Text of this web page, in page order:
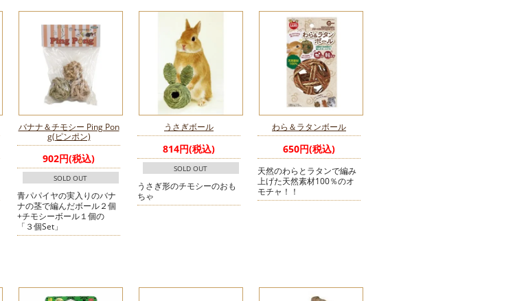
バナナ＆チモシー Ping Pon
g(ピンポン)
902円(税込)
SOLD OUT
青パパイヤの実入りのバナ
ナの茎で編んだボール２個
+チモシーボール１個の
「３個Set」
うさぎボール
814円(税込)
SOLD OUT
うさぎ形のチモシーのおも
ちゃ
わら＆ラタンボール
650円(税込)
天然のわらとラタンで編み
上げた天然素材100％のオ
モチャ！！